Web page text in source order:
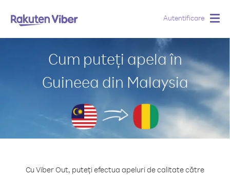
Autentificare
Cum puteți apela în
Guineea din Malaysia
Cu Viber Out, puteți efectua apeluri de calitate către